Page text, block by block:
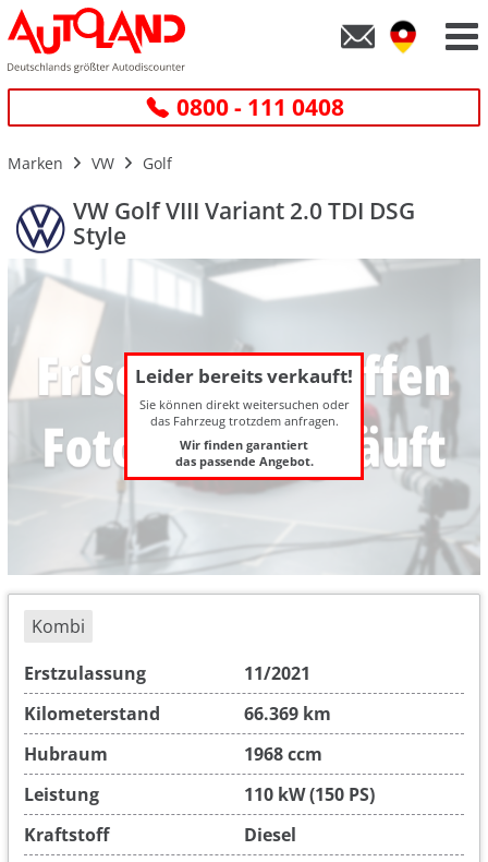
0800 - 111 0408
Marken VW Golf
VW Golf VIII Variant 2.0 TDI DSG
Style
Leider bereits verkauft!
Sie können direkt weitersuchen oder
das Fahrzeug trotzdem anfragen.
Wir finden garantiert
das passende Angebot.
Kombi
Erstzulassung
11/2021
Kilometerstand
66.369 km
Hubraum
1968 ccm
Leistung
110 kW (150 PS)
Kraftstoff
Diesel